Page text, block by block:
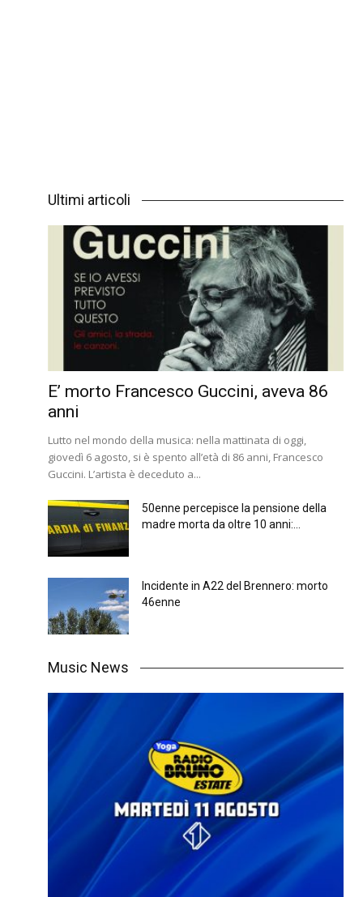
Ultimi articoli
E’ morto Francesco Guccini, aveva 86
anni
Lutto nel mondo della musica: nella mattinata di oggi,
giovedì 6 agosto, si è spento all’età di 86 anni, Francesco
Guccini. L’artista è deceduto a...
50enne percepisce la pensione della
madre morta da oltre 10 anni:...
Incidente in A22 del Brennero: morto
46enne
Music News